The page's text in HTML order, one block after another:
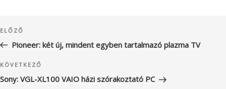
navigáció
Korábbi
bejegyzés
ELŐZŐ
Pioneer: két új, mindent egyben tartalmazó plazma TV
Következő
bejegyzés
KÖVETKEZŐ
Sony: VGL-XL100 VAIO házi szórakoztató PC